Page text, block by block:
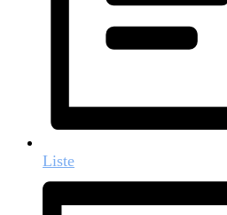
Liste